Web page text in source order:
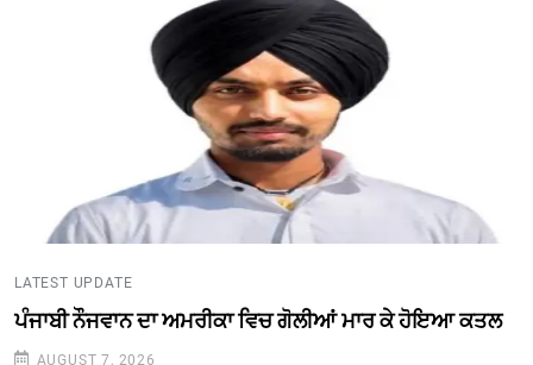
LATEST UPDATE
ਪੰਜਾਬੀ ਨੌਜਵਾਨ ਦਾ ਅਮਰੀਕਾ ਵਿਚ ਗੋਲੀਆਂ ਮਾਰ ਕੇ ਹੋਇਆ ਕਤਲ
AUGUST 7, 2026